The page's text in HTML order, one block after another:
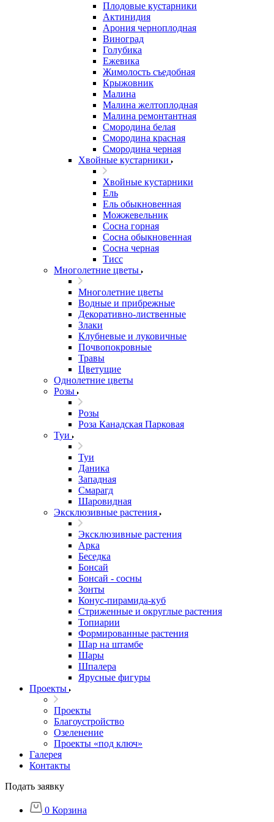
Плодовые кустарники
Актинидия
Арония черноплодная
Виноград
Голубика
Ежевика
Жимолость съедобная
Крыжовник
Малина
Малина желтоплодная
Малина ремонтантная
Смородина белая
Смородина красная
Смородина черная
Хвойные кустарники
Хвойные кустарники
Ель
Ель обыкновенная
Можжевельник
Сосна горная
Сосна обыкновенная
Сосна черная
Тисс
Многолетние цветы
Многолетние цветы
Водные и прибрежные
Декоративно-лиственные
Злаки
Клубневые и луковичные
Почвопокровные
Травы
Цветущие
Однолетние цветы
Розы
Розы
Роза Канадская Парковая
Туи
Туи
Даника
Западная
Смарагд
Шаровидная
Эксклюзивные растения
Эксклюзивные растения
Арка
Беседка
Бонсай
Бонсай - сосны
Зонты
Конус-пирамида-куб
Стриженные и округлые растения
Топиарии
Формированные растения
Шар на штамбе
Шары
Шпалера
Ярусные фигуры
Проекты
Проекты
Благоустройство
Озеленение
Проекты «под ключ»
Галерея
Контакты
Подать заявку
0 Корзина